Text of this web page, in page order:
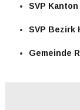
SVP
SVP Bezirk
Gemeinde